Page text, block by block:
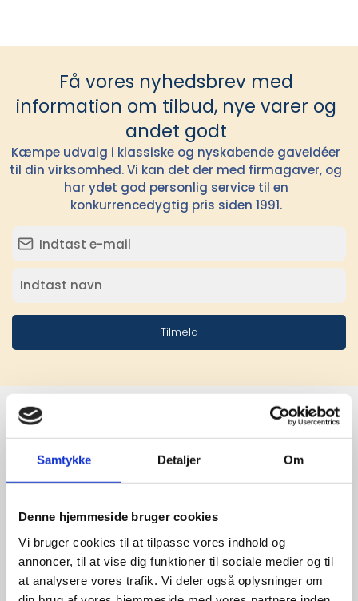
Samtykke Detaljer Om
Denne hjemmeside bruger cookies
Vi bruger cookies til at tilpasse vores indhold og
annoncer, til at vise dig funktioner til sociale medier og til
at analysere vores trafik. Vi deler også oplysninger om
Få vores nyhedsbrev med
information om tilbud, nye varer og
andet godt
Kæmpe udvalg i klassiske og nyskabende gaveidéer
til din virksomhed. Vi kan det der med firmagaver, og
har ydet god personlig service til en
konkurrencedygtig pris siden 1991.
Tilmeld
Stærke
leverandører
giver større
udvalg